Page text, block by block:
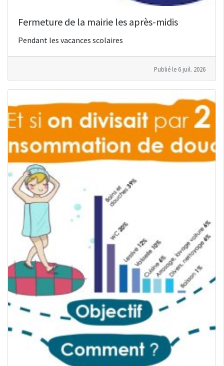
Fermeture de la mairie les après-midis
Pendant les vacances scolaires
Publié le 6 juil. 2026